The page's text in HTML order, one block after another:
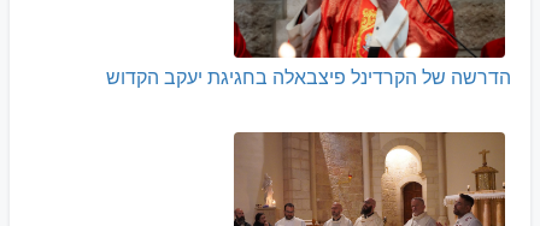
הדרשה של הקרדינל פיצבאלה בחגיגת יעקב הקדוש